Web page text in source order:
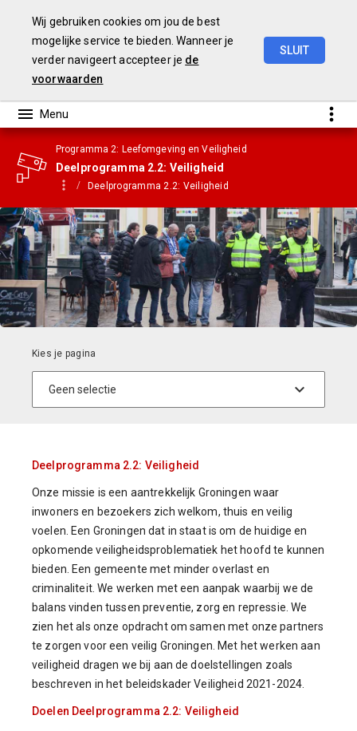
Wij gebruiken cookies om jou de best
mogelijke service te bieden. Wanneer je
verder navigeert accepteer je de
voorwaarden
SLUIT
Programma 2: Leefomgeving en Veiligheid
Deelprogramma 2.2: Veiligheid
Deelprogramma 2.2: Veiligheid
Deelprogramma 2.2: Veiligheid
Onze missie is een aantrekkelijk Groningen waar
inwoners en bezoekers zich welkom, thuis en veilig
voelen. Een Groningen dat in staat is om de huidige en
opkomende veiligheidsproblematiek het hoofd te kunnen
bieden. Een gemeente met minder overlast en
criminaliteit. We werken met een aanpak waarbij we de
balans vinden tussen preventie, zorg en repressie. We
zien het als onze opdracht om samen met onze partners
te zorgen voor een veilig Groningen. Met het werken aan
veiligheid dragen we bij aan de doelstellingen zoals
beschreven in het beleidskader Veiligheid 2021-2024.
Doelen Deelprogramma 2.2: Veiligheid